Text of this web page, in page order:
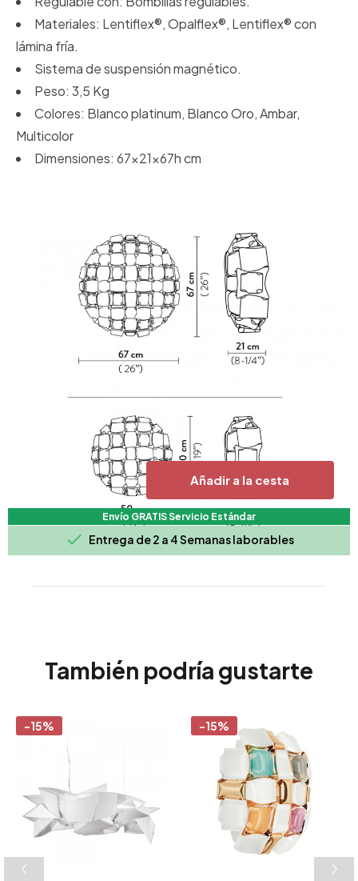
Añadir a la cesta
Envío GRATIS Servicio Estándar
 Entrega de 2 a 4 Semanas laborables
Materiales: Lentiflex®, Opalflex®, Lentiflex® con
lámina fría.
Sistema de suspensión magnético.
Peso: 3,5 Kg
Colores: Blanco platinum, Blanco Oro, Ambar,
Multicolor
Dimensiones: 67x21x67h cm
También podría gustarte
-15% -15%